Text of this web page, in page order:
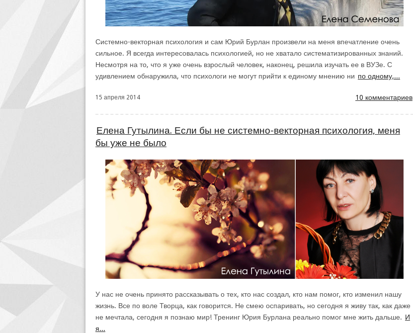
Системно-векторная психология и сам Юрий Бурлан произвели на меня впечатление очень
сильное. Я всегда интересовалась психологией, но не хватало систематизированных знаний.
Несмотря на то, что я уже очень взрослый человек, наконец, решила изучать ее в ВУЗе. С
удивлением обнаружила, что психологи не могут прийти к единому мнению ни по одному,...
15 апреля 2014 10 комментариев
Елена Гутылина. Если бы не системно-векторная психология, меня
бы уже не было
У нас не очень принято рассказывать о тех, кто нас создал, кто нам помог, кто изменил нашу
жизнь. Все по воле Творца, как говорится. Не смею оспаривать, но сегодня я живу так, как даже
не мечтала, сегодня я познаю мир! Тренинг Юрия Бурлана реально помог мне жить дальше. И
я...